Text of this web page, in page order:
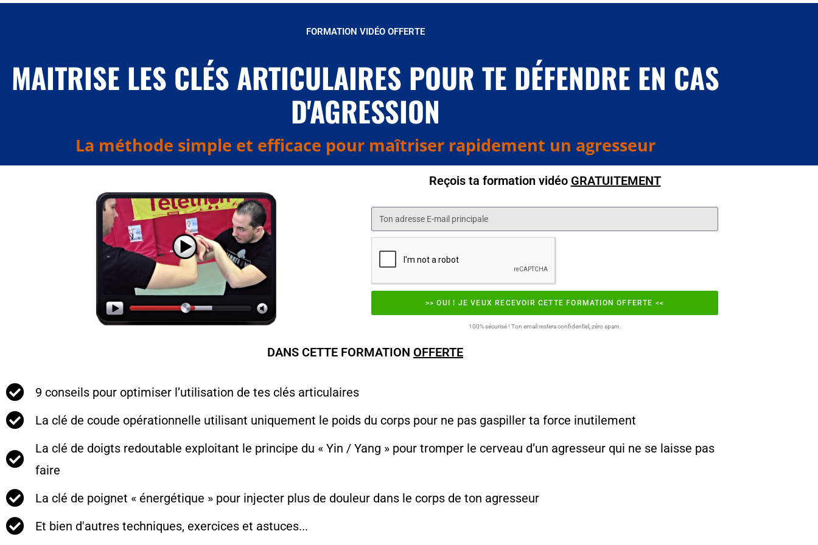
FORMATION VIDÉO OFFERTE
MAITRISE LES CLÉS ARTICULAIRES POUR TE DÉFENDRE EN CAS
D'AGRESSION
La méthode simple et efficace pour maîtriser rapidement un agresseur
Reçois ta formation vidéo GRATUITEMENT
>> OUI ! JE VEUX RECEVOIR CETTE FORMATION OFFERTE <<
100% sécurisé ! Ton email restera confidentiel, zéro spam.
DANS CETTE FORMATION OFFERTE
9 conseils pour optimiser l’utilisation de tes clés articulaires
La clé de coude opérationnelle utilisant uniquement le poids du corps pour ne pas gaspiller ta force inutilement
La clé de doigts redoutable exploitant le principe du « Yin / Yang » pour tromper le cerveau d’un agresseur qui ne se laisse pas
faire
La clé de poignet « énergétique » pour injecter plus de douleur dans le corps de ton agresseur
Et bien d'autres techniques, exercices et astuces...